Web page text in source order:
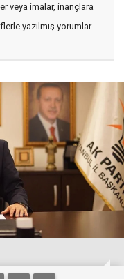
veya imalar, inançlara
yazılmış yorumlar